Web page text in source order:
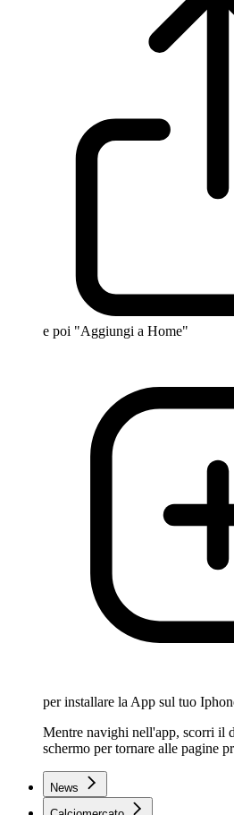
e poi "Aggiungi a Home"
per installare la App sul tuo
Mentre navighi nell'app, scorri il
schermo per tornare alle pagine
News